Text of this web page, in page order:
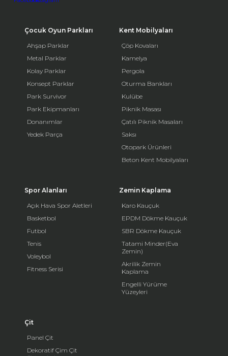
Çocuk Oyun Parkları
Ahşap Parklar
Metal Parklar
Kolay Parklar
Konsept Parklar
Park Survivor
Park Ekipmanları
Donanımlar
Yedek Parça
Kent Mobilyaları
Çöp Kovaları
Kamelya
Pergola
Oturma Bankları
Kulübe
Piknik Masası
Çatılı Piknik Masaları
Saksı
Otopark Ürünleri
Beton Kent Mobilyaları
Spor Alanları
Açık Hava Spor Aletleri
Basketbol
Futbol
Tenis
Voleybol
Fitness Serisi
Zemin Kaplama
Karo Kauçuk
EPDM Dökme Kauçuk
SBR Dökme Kauçuk
Tatami Minder(Eva
Zemin)
Akrilik Zemin
Kaplama
Engelli Yürüme
Yüzeyleri
Çit
Panel Çit
Dekoratif Çim Çit